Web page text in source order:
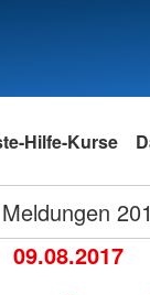
Hilfe-Kurse
Meldungen
09.08.2017